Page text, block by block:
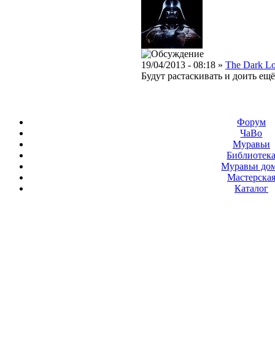
19/04/2013 - 08:18 » The Dark
Будут растаскивать и доить
Форум
ЧаВо
Муравьи
Муравьи
Мастерская
Каталог